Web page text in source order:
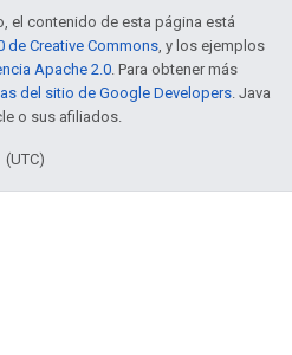
el contenido de esta página está
de Creative Commons, y los ejemplos
Apache 2.0. Para obtener más
del sitio de Google Developers. Java
o sus afiliados.